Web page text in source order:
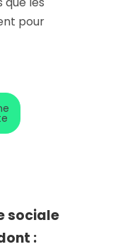
pour
sociale
: